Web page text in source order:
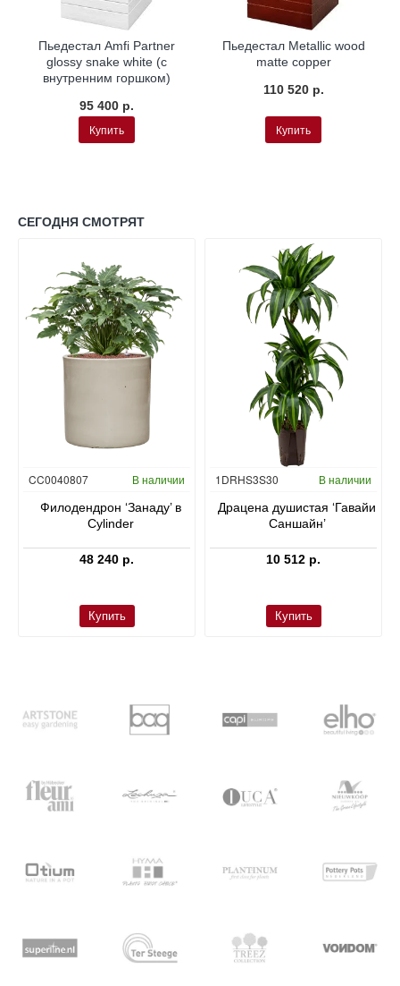
Пьедестал Amfi Partner
glossy snake white (с
внутренним горшком)
95 400 р.
Купить
Пьедестал Metallic wood
matte copper
110 520 р.
Купить
СЕГОДНЯ СМОТРЯТ
CC0040807 В наличии
Филодендрон ‘Занаду’ в
Cylinder
48 240 р.
Купить
Гидропоника
1DRHS3S30 В наличии
Драцена душистая ‘Гавайи
Саншайн’
10 512 р.
Купить